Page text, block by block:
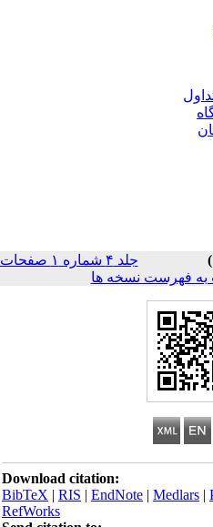
جلد ۴ شماره ۱ صفحات
فهرست نسخه ها
Download citation:
BibTeX|RIS|EndNote|Medlars
RefWorks